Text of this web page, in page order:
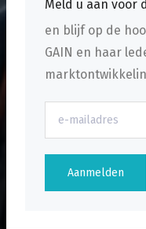
Meld u aan voor
en blijf op de
GAIN en haar